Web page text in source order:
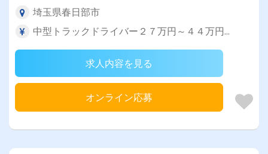
埼玉県春日部市
中型トラックドライバー２７万円～４４万円...
求人内容を見る
オンライン応募